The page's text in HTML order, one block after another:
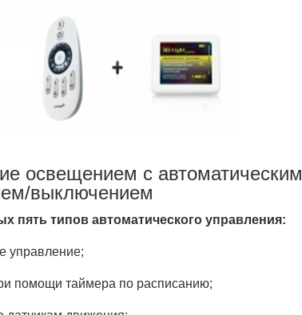
освещением с автоматическим
выключением
пять типов автоматического управления:
управление;
помощи таймера по расписанию;